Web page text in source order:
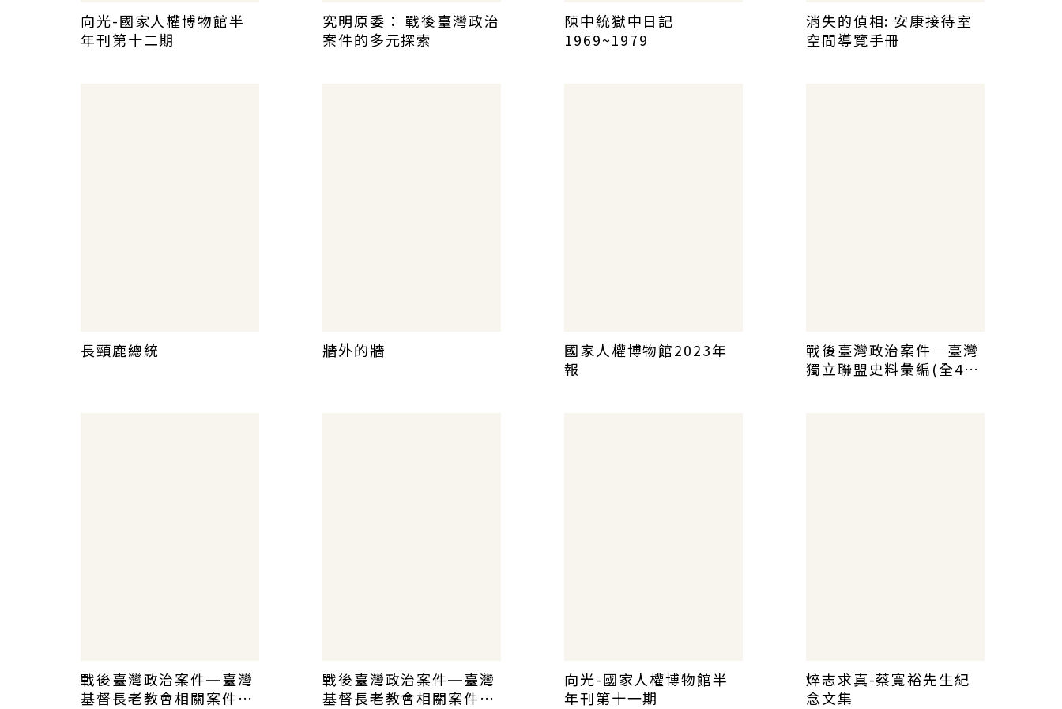
向光-國家人權博物館半
年刊第十二期
究明原委： 戰後臺灣政治
案件的多元探索
陳中統獄中日記
1969~1979
消失的偵相: 安康接待室
空間導覽手冊
長頸鹿總統 牆外的牆
國家人權博物館2023年
報
戰後臺灣政治案件─臺灣
獨立聯盟史料彙編(全4
戰後臺灣政治案件─臺灣
基督長老教會相關案件史
戰後臺灣政治案件─臺灣
基督長老教會相關案件史
向光-國家人權博物館半
年刊第十一期
焠志求真-蔡寬裕先生紀
念文集